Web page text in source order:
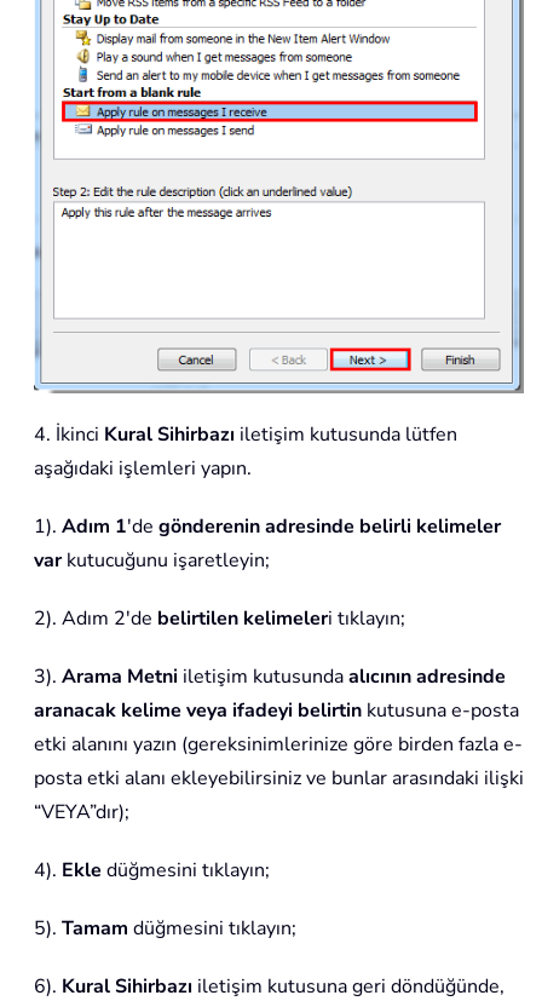
4. İkinci Kural Sihirbazı iletişim kutusunda lütfen
aşağıdaki işlemleri yapın.
1). Adım 1'de gönderenin adresinde belirli kelimeler
varkutucuğunu işaretleyin;
2). Adım 2'de belirtilen kelimeleri tıklayın;
3). Arama Metni iletişim kutusundaalıcının adresinde
aranacak kelime veya ifadeyi belirtin kutusuna e-posta
etki alanını yazın (gereksinimlerinize göre birden fazla e-
posta etki alanı ekleyebilirsiniz ve bunlar arasındaki ilişki
“VEYA”dır);
4). Ekle düğmesini tıklayın;
5). Tamam düğmesini tıklayın;
6). Kural Sihirbazı iletişim kutusuna geri döndüğünde,